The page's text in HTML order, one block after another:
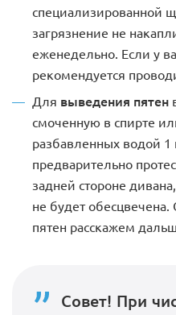
специализированной
загрязнение не
еженедельно. Если у
рекомендуется
Для выведения пятен
смоченную в спирте
разбавленных водой
предварительно
задней стороне
не будет обесцвечена.
пятен расскажем
Совет! При